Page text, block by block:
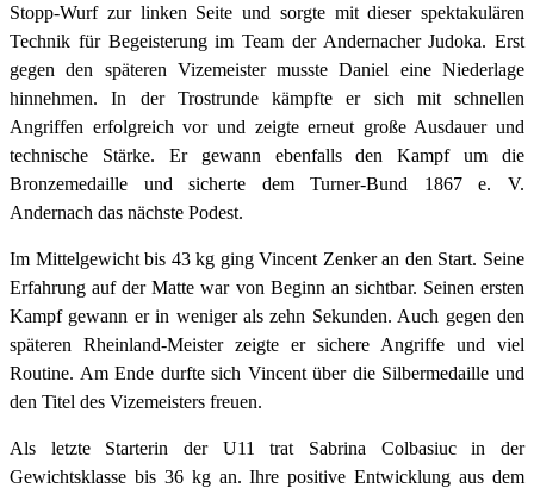
Stopp-Wurf zur linken Seite und sorgte mit dieser spektakulären
Technik für Begeisterung im Team der Andernacher Judoka. Erst
gegen den späteren Vizemeister musste Daniel eine Niederlage
hinnehmen. In der Trostrunde kämpfte er sich mit schnellen
Angriffen erfolgreich vor und zeigte erneut große Ausdauer und
technische Stärke. Er gewann ebenfalls den Kampf um die
Bronzemedaille und sicherte dem Turner-Bund 1867 e. V.
Andernach das nächste Podest.
Im Mittelgewicht bis 43 kg ging Vincent Zenker an den Start. Seine
Erfahrung auf der Matte war von Beginn an sichtbar. Seinen ersten
Kampf gewann er in weniger als zehn Sekunden. Auch gegen den
späteren Rheinland-Meister zeigte er sichere Angriffe und viel
Routine. Am Ende durfte sich Vincent über die Silbermedaille und
den Titel des Vizemeisters freuen.
Als letzte Starterin der U11 trat Sabrina Colbasiuc in der
Gewichtsklasse bis 36 kg an. Ihre positive Entwicklung aus dem